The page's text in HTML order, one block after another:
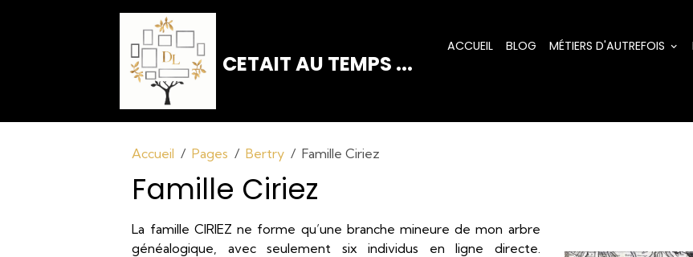
CETAIT AU TEMPS ...
ACCUEIL BLOG MÉTIERS D'AUTREFOIS
Accueil Pages Bertry Famille Ciriez
Famille Ciriez
La famille CIRIEZ ne forme qu’une branche mineure de mon arbre
généalogique, avec seulement six individus en ligne directe.